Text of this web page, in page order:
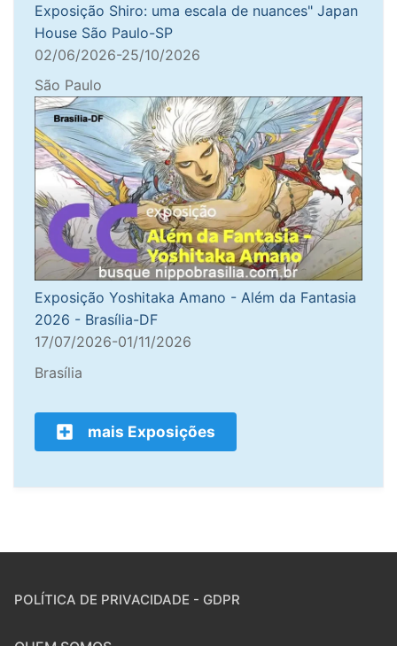
Exposição Shiro: uma escala de nuances" Japan
House São Paulo-SP
02/06/2026-25/10/2026
São Paulo
Exposição Yoshitaka Amano - Além da Fantasia
2026 - Brasília-DF
17/07/2026-01/11/2026
Brasília
mais Exposições
POLÍTICA DE PRIVACIDADE - GDPR